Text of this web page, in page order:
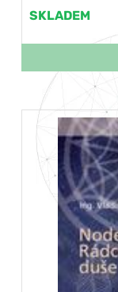
SKLADEM